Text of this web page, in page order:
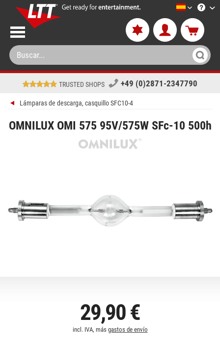
LTT-
TRUSTED SHOPS +49 (0)2871-2347790
Lámparas de descarga, casquillo SFC10-4
OMNILUX OMI 575 95V/575W SFc-10 500h
29,90 €
incl. IVA, más gastos de envío